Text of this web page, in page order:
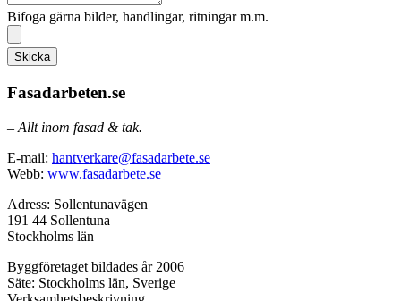
Bifoga gärna bilder, handlingar, ritningar m.m.
Skicka
Fasadarbeten.se
– Allt inom fasad & tak.
E-mail: hantverkare@fasadarbete.se
Webb: www.fasadarbete.se
Adress: Sollentunavägen
191 44 Sollentuna
Stockholms län
Byggföretaget bildades år 2006
Säte: Stockholms län, Sverige